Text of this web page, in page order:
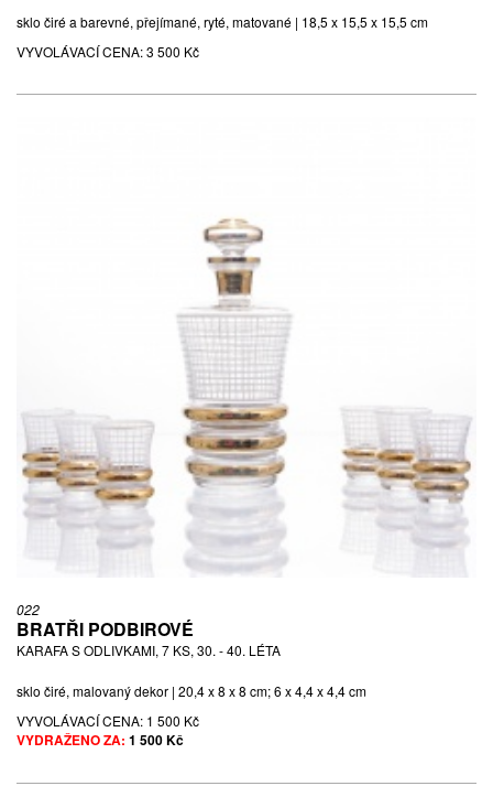
sklo čiré a barevné, přejímané, ryté, matované | 18,5 x 15,5 x 15,5 cm
VYVOLÁVACÍ CENA:3 500 Kč
022
BRATŘI PODBIROVÉ
KARAFA S ODLIVKAMI, 7 KS, 30. - 40. LÉTA
sklo čiré, malovaný dekor | 20,4 x 8 x 8 cm; 6 x 4,4 x 4,4 cm
VYVOLÁVACÍ CENA: 1 500 Kč
VYDRAŽENO ZA: 1 500 Kč